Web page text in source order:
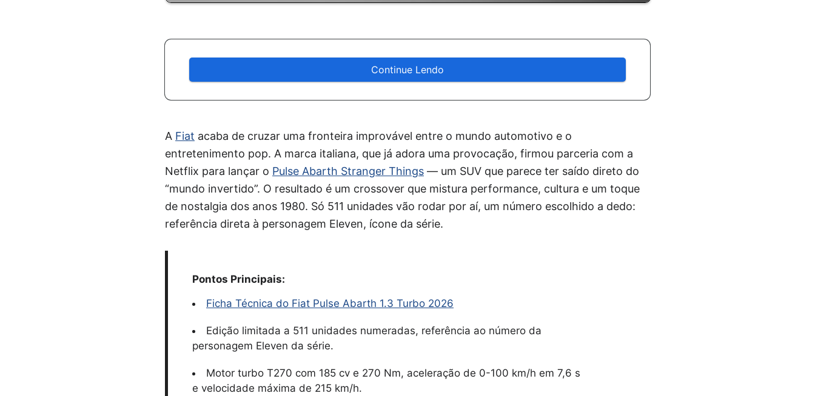
Continue Lendo
A Fiat acaba de cruzar uma fronteira improvável entre o mundo automotivo e o
entretenimento pop. A marca italiana, que já adora uma provocação, firmou parceria com a
Netflix para lançar o Pulse Abarth Stranger Things — um SUV que parece ter saído direto do
“mundo invertido”. O resultado é um crossover que mistura performance, cultura e um toque
de nostalgia dos anos 1980. Só 511 unidades vão rodar por aí, um número escolhido a dedo:
referência direta à personagem Eleven, ícone da série.
Pontos Principais:
Ficha Técnica do Fiat Pulse Abarth 1.3 Turbo 2026
Edição limitada a 511 unidades numeradas, referência ao número da
personagem Eleven da série.
Motor turbo T270 com 185 cv e 270 Nm, aceleração de 0-100 km/h em 7,6 s
e velocidade máxima de 215 km/h.